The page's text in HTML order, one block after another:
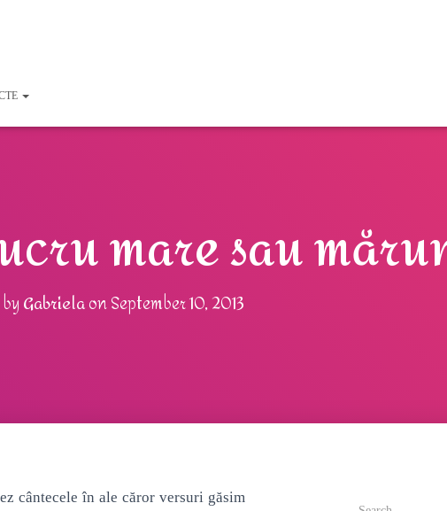
mare sau
GabrielaonSeptember 10, 2013
cântecele în ale căror versuri găsim
S